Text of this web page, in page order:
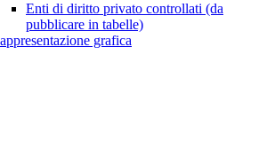
Enti di diritto privato controllati (da
pubblicare in tabelle)
grafica